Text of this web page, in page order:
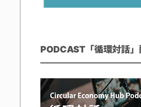
PODCAST「循環対話」